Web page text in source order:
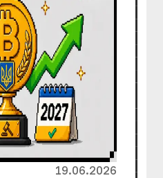
19.06.2026